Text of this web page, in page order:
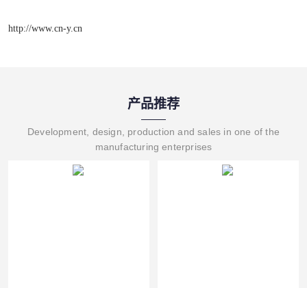
http://www.cn-y.cn
产品推荐
Development, design, production and sales in one of the
manufacturing enterprises